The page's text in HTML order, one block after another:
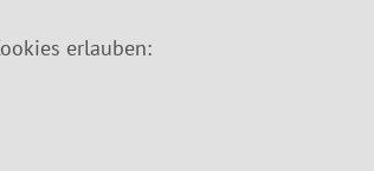
erlauben: